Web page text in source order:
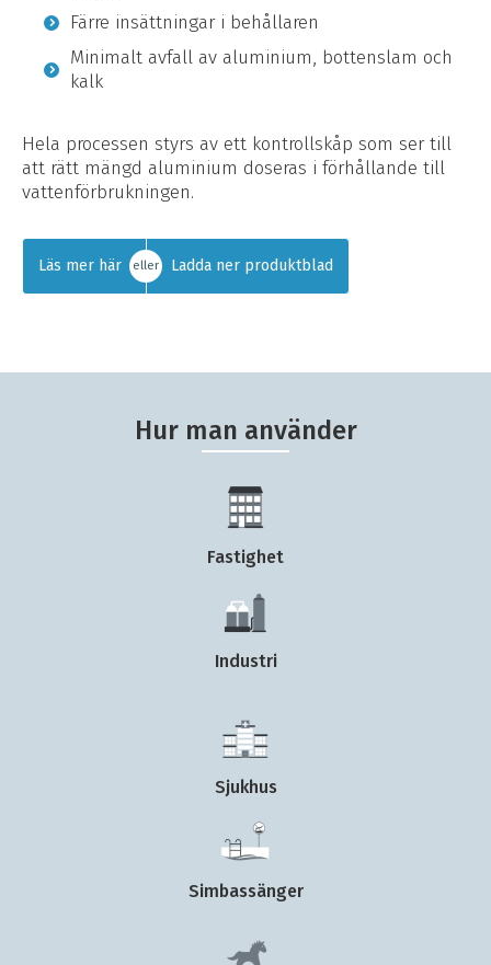
Färre insättningar i behållaren
Minimalt avfall av aluminium, bottenslam och
kalk
Hela processen styrs av ett kontrollskåp som ser till
att rätt mängd aluminium doseras i förhållande till
vattenförbrukningen.
Läs mer här eller Ladda ner produktblad
Hur man använder
Fastighet
Industri
Sjukhus
Simbassänger